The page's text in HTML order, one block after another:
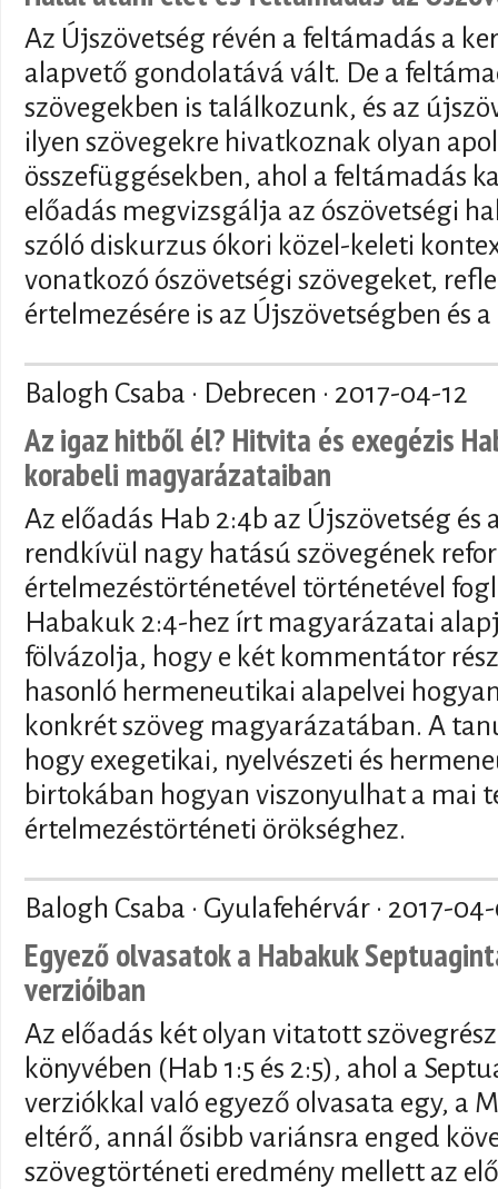
Az Újszövetség révén a feltámadás a
alapvető gondolatává vált. De a
szövegekben is találkozunk, és az
ilyen szövegekre hivatkoznak olyan
összefüggésekben, ahol a feltámadás
előadás megvizsgálja az ószövetségi
szóló diskurzus ókori közel-keleti
vonatkozó ószövetségi szövegeket,
értelmezésére is az Újszövetségben és
Balogh Csaba · Debrecen · 2017-04-12
Az igaz hitből él? Hitvita és exegézis
korabeli magyarázataiban
Az előadás Hab 2:4b az Újszövetség és
rendkívül nagy hatású szövegének
értelmezéstörténetével történetével
Habakuk 2:4-hez írt magyarázatai
fölvázolja, hogy e két kommentátor
hasonló hermeneutikai alapelvei
konkrét szöveg magyarázatában. A
hogy exegetikai, nyelvészeti és
birtokában hogyan viszonyulhat a mai
értelmezéstörténeti örökséghez.
Balogh Csaba · Gyulafehérvár · 2017-
Egyező olvasatok a Habakuk
verzióiban
Az előadás két olyan vitatott
könyvében (Hab 1:5 és 2:5), ahol a
verziókkal való egyező olvasata egy, a
eltérő, annál ősibb variánsra enged
szövegtörténeti eredmény mellett az